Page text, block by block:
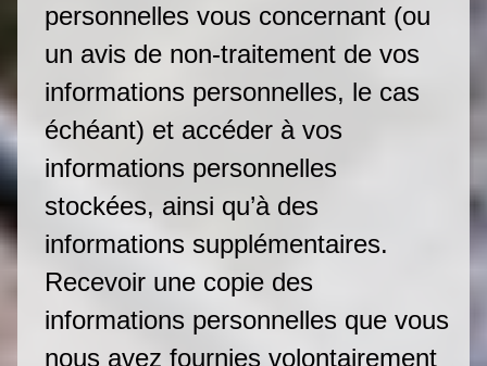
personnelles vous concernant (ou
un avis de non-traitement de vos
informations personnelles, le cas
échéant) et accéder à vos
informations personnelles
stockées, ainsi qu’à des
informations supplémentaires.
Recevoir une copie des
informations personnelles que vous
nous avez fournies volontairement